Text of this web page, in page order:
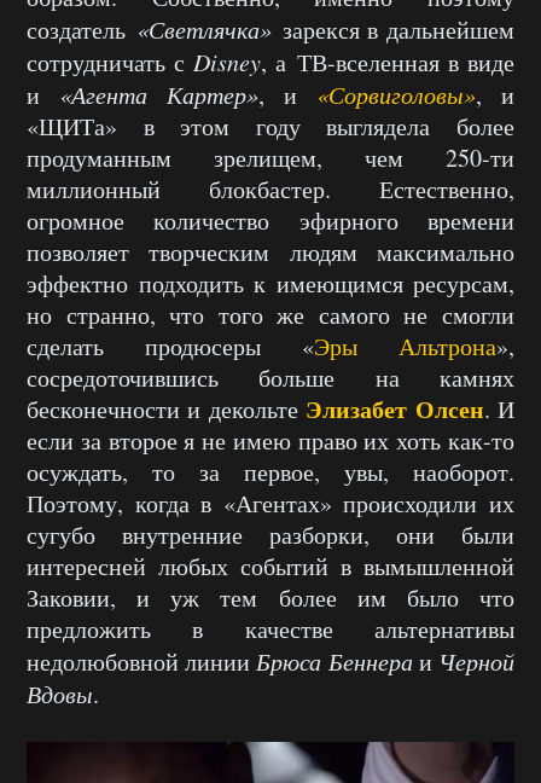
создатель «Светлячка» зарекся в дальнейшем
сотрудничать с Disney, а ТВ-вселенная в виде
и «Агента Картер», и «Сорвиголовы», и
«ЩИТа» в этом году выглядела более
продуманным зрелищем, чем 250-ти
миллионный блокбастер. Естественно,
огромное количество эфирного времени
позволяет творческим людям максимально
эффектно подходить к имеющимся ресурсам,
но странно, что того же самого не смогли
сделать продюсеры «Эры Альтрона»,
сосредоточившись больше на камнях
бесконечности и декольте Элизабет Олсен. И
если за второе я не имею право их хоть как-то
осуждать, то за первое, увы, наоборот.
Поэтому, когда в «Агентах» происходили их
сугубо внутренние разборки, они были
интересней любых событий в вымышленной
Заковии, и уж тем более им было что
предложить в качестве альтернативы
недолюбовной линииБрюса Беннераи Черной
Вдовы.